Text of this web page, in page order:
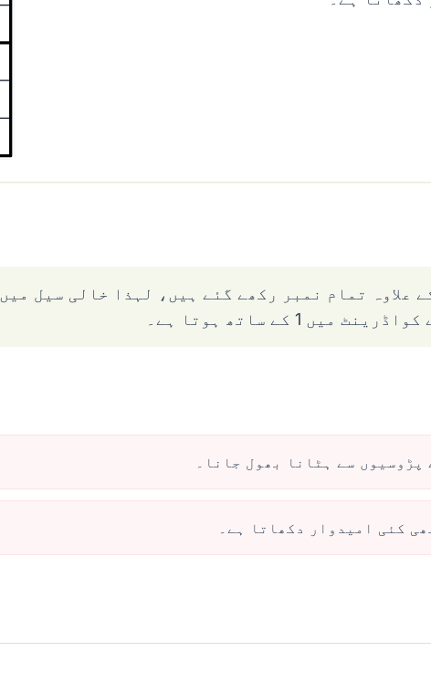
کہ آپ دیکھ سکتے ہیں، پہلی قطار میں 7 کے علاوہ تمام نمبر رکھے گئے
سے ہٹانا بھول جانا۔
کئی امیدوار دکھاتا ہے۔